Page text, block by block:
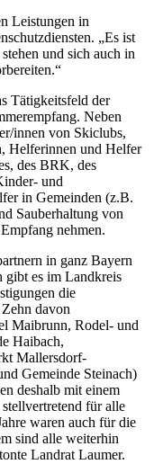
Leistungen in
„Es ist
und sich auch in
Tätigkeitsfeld der
Neben
innen von Skiclubs,
Helferinnen und Helfer
des BRK, des
und
in Gemeinden (z.B.
Sauberhaltung von
nehmen.
in ganz Bayern
gibt es im Landkreis
die
davon
Maibrunn, Rodel- und
Haibach,
Mallersdorf-
Gemeinde Steinach)
deshalb mit einem
für alle
waren auch für die
sind alle weiterhin
Landrat Laumer.